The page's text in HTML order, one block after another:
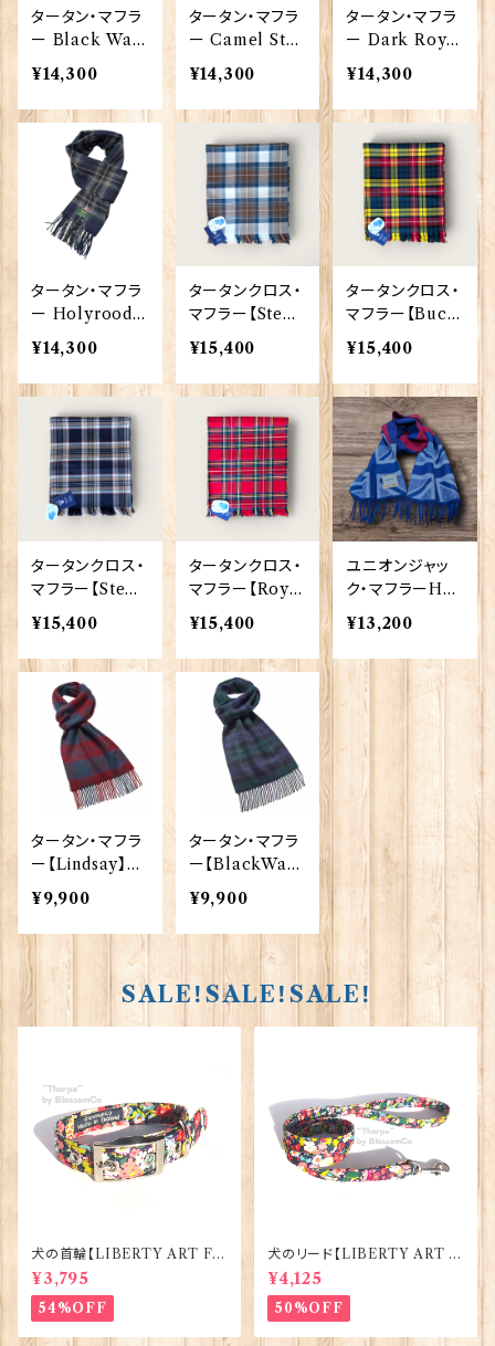
タータン・マフラ
ー Black Watc
h【Glencroft】
00207_BW
¥14,300
タータン・マフラ
ー Camel Ste
wart 【Glencr
oft】 00207_C
ST
¥14,300
タータン・マフラ
ー Dark Royal
Stewart 【Glen
croft】 00207_
DRS
¥14,300
タータン・マフラ
ー Holyrood
【Glencroft】 0
0207_HR
¥14,300
タータンクロス・
マフラー【Stew
art Blue Dres
s】Strathmore
00201-SBD
¥15,400
タータンクロス・
マフラー【Buch
anan】Strathm
ore 00201-BC
¥15,400
タータンクロス・
マフラー【Stew
art Navy】Stra
thmore 00201
-SN
¥15,400
タータンクロス・
マフラー【Royal
Stewart】Strat
hmore 00201-
RS
¥15,400
ユニオンジャッ
ク・マフラーHer
itage Traditio
ns 00203
¥13,200
タータン・マフラ
ー【Lindsay】00
126_LNS
¥9,900
タータン・マフラ
ー【BlackWatc
h】00126_BW
H
¥9,900
SALE！SALE！SALE！
犬の首輪【LIBERTY ART FA
BRIC=Thorpe】BlossomCo
90295
¥3,795
54%OFF
犬のリード【LIBERTY ART F
ABRIC=Thorpe】BlossomC
o 90294
¥4,125
50%OFF